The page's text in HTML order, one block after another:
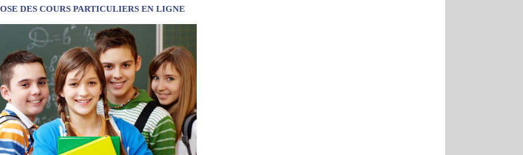
DES COURS PARTICULIERS EN LIGNE